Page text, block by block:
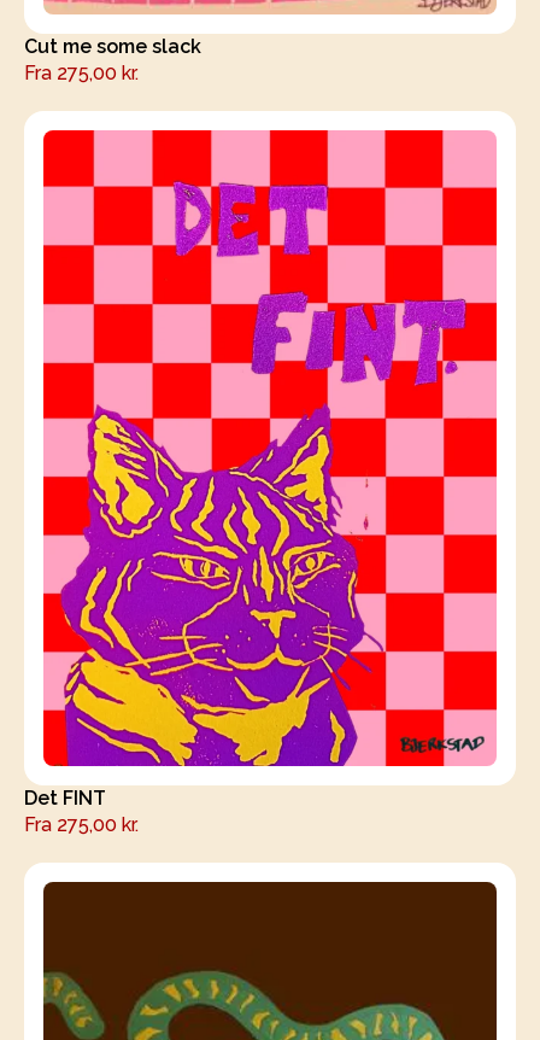
Cut me some slack
Fra 275,00 kr.
Det FINT
Fra 275,00 kr.